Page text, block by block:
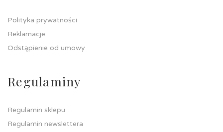
Polityka prywatności
Reklamacje
Odstąpienie od umowy
Regulaminy
Regulamin sklepu
Regulamin newslettera